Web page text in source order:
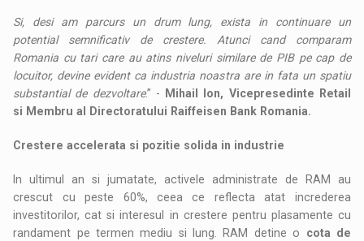
Si, desi am parcurs un drum lung, exista in continuare un
potential semnificativ de crestere. Atunci cand comparam
Romania cu tari care au atins niveluri similare de PIB pe cap de
locuitor, devine evident ca industria noastra are in fata un spatiu
substantial de dezvoltare.” -
Mihail Ion, Vicepresedinte Retail
si Membru al Directoratului Raiffeisen Bank Romania.
Crestere accelerata si pozitie solida in industrie
In ultimul an si jumatate, activele administrate de RAM au
crescut cu peste 60%, ceea ce reflecta atat increderea
investitorilor, cat si interesul in crestere pentru plasamente cu
randament pe termen mediu si lung. RAM detine o cota de